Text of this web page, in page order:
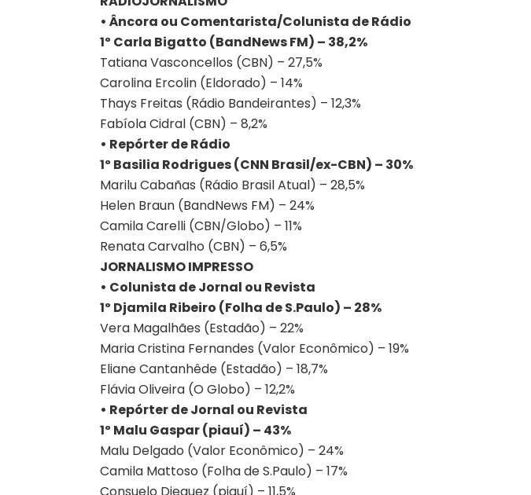
• Âncora ou Comentarista/Colunista de Rádio
1º Carla Bigatto (BandNews FM) – 38,2%
Tatiana Vasconcellos (CBN) – 27,5%
Carolina Ercolin (Eldorado) – 14%
Thays Freitas (Rádio Bandeirantes) – 12,3%
Fabíola Cidral (CBN) – 8,2%
• Repórter de Rádio
1º Basilia Rodrigues (CNN Brasil/ex-CBN) – 30%
Marilu Cabañas (Rádio Brasil Atual) – 28,5%
Helen Braun (BandNews FM) – 24%
Camila Carelli (CBN/Globo) – 11%
Renata Carvalho (CBN) – 6,5%
JORNALISMO IMPRESSO
• Colunista de Jornal ou Revista
1º Djamila Ribeiro (Folha de S.Paulo) – 28%
Vera Magalhães (Estadão) – 22%
Maria Cristina Fernandes (Valor Econômico) – 19%
Eliane Cantanhêde (Estadão) – 18,7%
Flávia Oliveira (O Globo) – 12,2%
• Repórter de Jornal ou Revista
1º Malu Gaspar (piauí) – 43%
Malu Delgado (Valor Econômico) – 24%
Camila Mattoso (Folha de S.Paulo) – 17%
Consuelo Dieguez (piauí) – 11,5%